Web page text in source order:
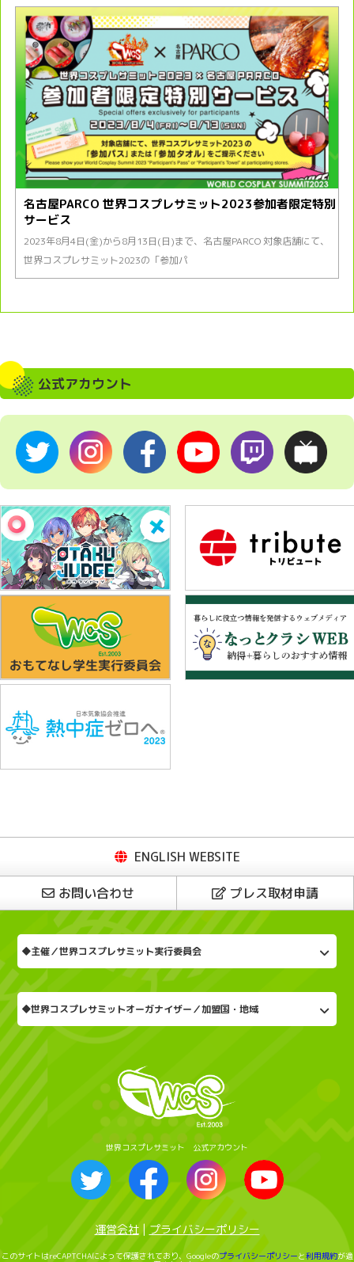
名古屋PARCO 世界コスプレサミット2023参加者限定特別
サービス
2023年8月4日(金)から8月13日(日)まで、名古屋PARCO 対象店舗にて、
世界コスプレサミット2023の「参加パ
公式アカウント
ENGLISH WEBSITE
お問い合わせ プレス取材申請
◆主催／世界コスプレサミット実行委員会
◆世界コスプレサミットオーガナイザー／加盟国・地域
世界コスプレサミット 公式アカウント
運営会社| プライバシーポリシー
このサイトはreCAPTCHAによって保護されており、Googleのプライバシーポリシーと利用規約が適